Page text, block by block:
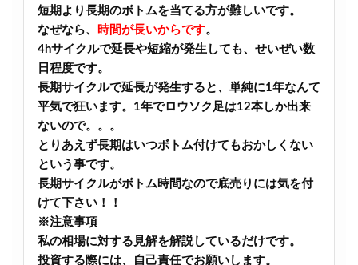
短期より長期のボトムを当てる方が難しいです。
なぜなら、
時間が長いからです。
4hサイクルで延長や短縮が発生しても、せいぜい数
日程度です。
長期サイクルで延長が発生すると、単純に1年なんて
平気で狂います。1年でロウソク足は12本しか出来
ないので。。。
とりあえず長期はいつボトム付けてもおかしくない
という事です。
長期サイクルがボトム時間なので底売りには気を付
けて下さい！！
※注意事項
私の相場に対する見解を解説しているだけです。
投資する際には、自己責任でお願いします。